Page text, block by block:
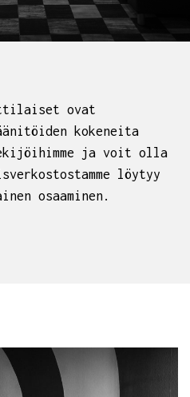
ovat
kokeneita
ja voit olla
löytyy
osaaminen.